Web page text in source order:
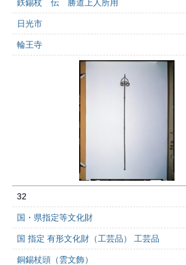
鉄錫杖 伝 勝道上人所用
日光市
輪王寺
32
国・県指定等文化財
国 指定 有形文化財（工芸品） 工芸品
銅錫杖頭（雲文飾）